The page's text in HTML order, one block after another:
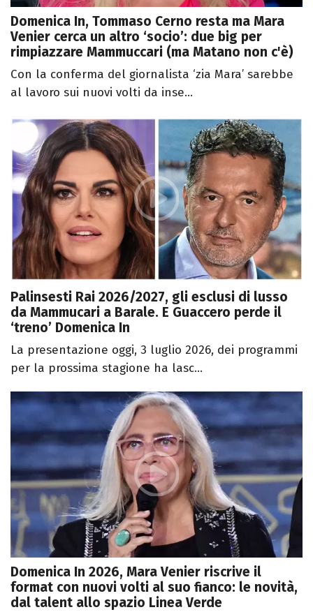
Domenica In, Tommaso Cerno resta ma Mara
Venier cerca un altro ‘socio’: due big per
rimpiazzare Mammuccari (ma Matano non c'è)
Con la conferma del giornalista ‘zia Mara’ sarebbe
al lavoro sui nuovi volti da inse...
Palinsesti Rai 2026/2027, gli esclusi di lusso
da Mammucari a Barale. E Guaccero perde il
‘treno’ Domenica In
La presentazione oggi, 3 luglio 2026, dei programmi
per la prossima stagione ha lasc...
Domenica In 2026, Mara Venier riscrive il
format con nuovi volti al suo fianco: le novità,
dal talent allo spazio Linea Verde